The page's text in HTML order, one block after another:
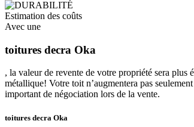
Estimation des coûts
Avec une
toitures decra Oka
, la valeur de revente de votre propriété sera plus
métallique! Votre toit n’augmentera pas
important de négociation lors de la vente.
toitures decra Oka